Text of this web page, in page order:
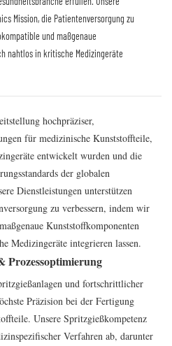
Mission, die Patientenversorgung zu
und maßgenaue
nahtlos in kritische Medizingeräte
hochpräziser,
für medizinische Kunststoffteile,
entwickelt wurden und die
der globalen
Dienstleistungen unterstützen
zu verbessern, indem wir
Kunststoffkomponenten
Medizingeräte integrieren lassen.
Prozessoptimierung
und fortschrittlicher
Präzision bei der Fertigung
Unsere Spritzgießkompetenz
Verfahren ab, darunter